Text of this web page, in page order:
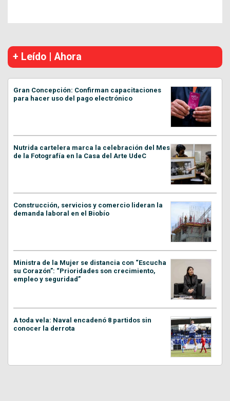
+ Leído | Ahora
Gran Concepción: Confirman capacitaciones
para hacer uso del pago electrónico
Nutrida cartelera marca la celebración del Mes
de la Fotografía en la Casa del Arte UdeC
Construcción, servicios y comercio lideran la
demanda laboral en el Biobío
Ministra de la Mujer se distancia con “Escucha
su Corazón”: “Prioridades son crecimiento,
empleo y seguridad”
A toda vela: Naval encadenó 8 partidos sin
conocer la derrota